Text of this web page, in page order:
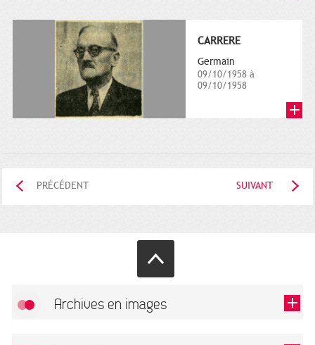
CARRERE
Germain
09/10/1958 à
09/10/1958
PRÉCÉDENT SUIVANT
Archives en images